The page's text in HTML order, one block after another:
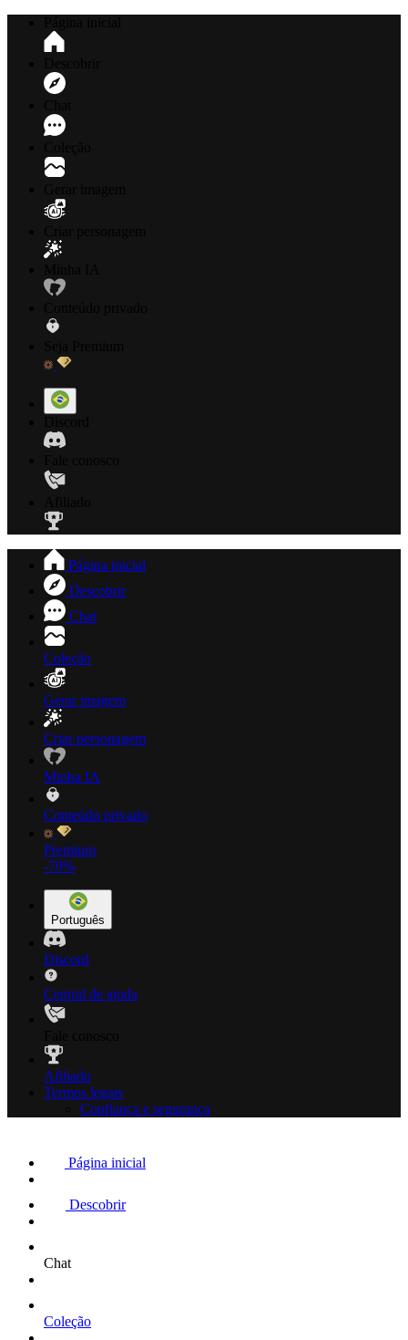
Página inicial
Descobrir
Chat
Coleção
Gerar imagem
Criar personagem
Minha IA
Conteúdo privado
Premium
-70%
Português
Discord
Central de ajuda
Afiliado
Termos legais
Confiança e segurança
Página inicial
Descobrir
Chat
Coleção